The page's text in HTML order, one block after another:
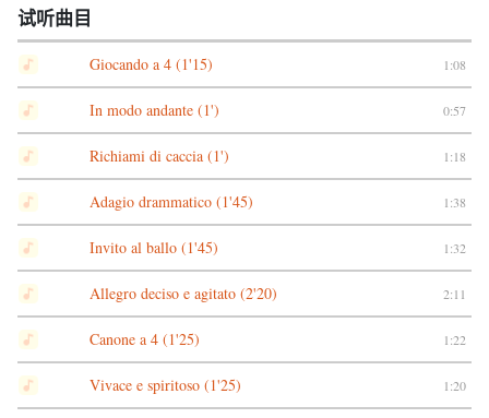
试听曲目
Giocando a 4 (1'15) 1:08
In modo andante (1') 0:57
Richiami di caccia (1') 1:18
Adagio drammatico (1'45) 1:38
Invito al ballo (1'45) 1:32
Allegro deciso e agitato (2'20) 2:11
Canone a 4 (1'25) 1:22
Vivace e spiritoso (1'25) 1:20